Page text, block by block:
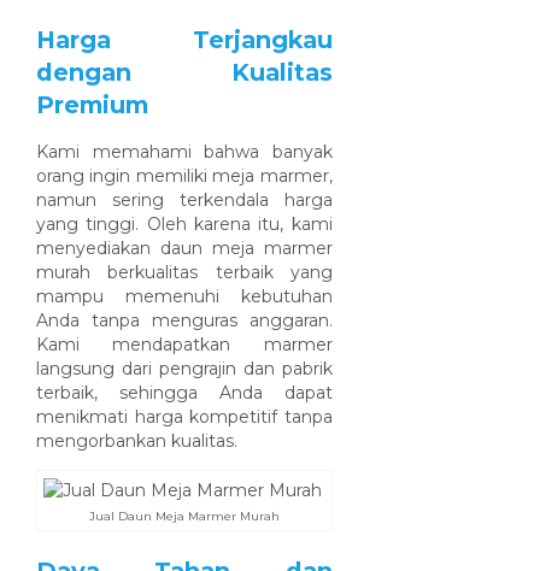
Harga Terjangkau
dengan Kualitas
Premium
Kami memahami bahwa banyak
orang ingin memiliki meja marmer,
namun sering terkendala harga
yang tinggi. Oleh karena itu, kami
menyediakan daun meja marmer
murah berkualitas terbaik yang
mampu memenuhi kebutuhan
Anda tanpa menguras anggaran.
Kami mendapatkan marmer
langsung dari pengrajin dan pabrik
terbaik, sehingga Anda dapat
menikmati harga kompetitif tanpa
mengorbankan kualitas.
Jual Daun Meja Marmer Murah